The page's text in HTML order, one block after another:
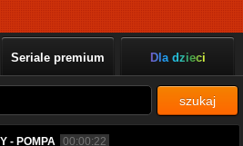
Seriale premium Dla dzieci
szukaj
- POMPA 00:00:22